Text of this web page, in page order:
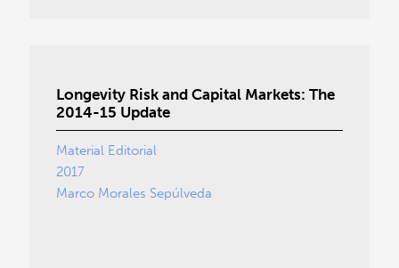
Longevity Risk and Capital Markets: The
2014-15 Update
Material Editorial
2017
Marco Morales Sepúlveda